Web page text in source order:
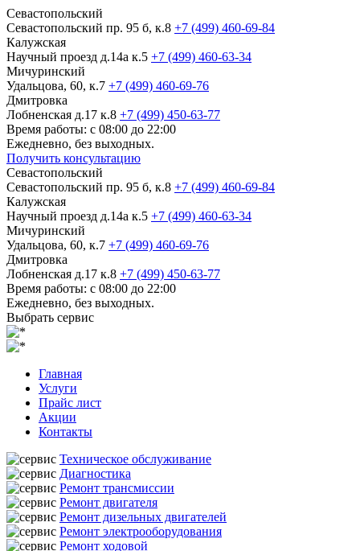
Севастопольский
Севастопольский пр. 95 б, к.8 +7 (499) 460-69-84
Калужская
Научный проезд д.14а к.5 +7 (499) 460-63-34
Мичуринский
Удальцова, 60, к.7 +7 (499) 460-69-76
Дмитровка
Лобненская д.17 к.8 +7 (499) 450-63-77
Время работы: с 08:00 до 22:00
Ежедневно, без выходных.
Получить консультацию
Севастопольский
Севастопольский пр. 95 б, к.8 +7 (499) 460-69-84
Калужская
Научный проезд д.14а к.5 +7 (499) 460-63-34
Мичуринский
Удальцова, 60, к.7 +7 (499) 460-69-76
Дмитровка
Лобненская д.17 к.8 +7 (499) 450-63-77
Время работы: с 08:00 до 22:00
Ежедневно, без выходных.
Выбрать сервис
Главная
Услуги
Прайс лист
Акции
Контакты
Техническое обслуживание
Диагностика
Ремонт трансмиссии
Ремонт двигателя
Ремонт дизельных двигателей
Ремонт электрооборудования
Ремонт ходовой